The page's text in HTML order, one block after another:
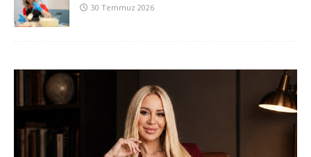
30 Temmuz 2026